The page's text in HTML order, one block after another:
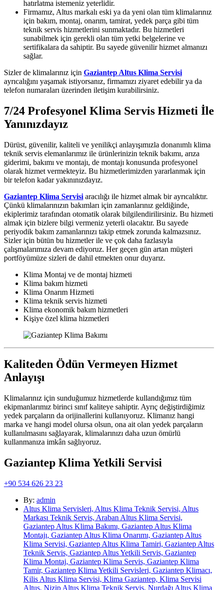
hatırlatma istemeniz yeterlidir.
Firmamız, Altus markalı eski ya da yeni olan tüm klimalarınız
için bakım, montaj, onarım, tamirat, yedek parça gibi tüm
teknik servis hizmetlerini sunmaktadır. Bu hizmetleri
sunabilmek için gerekli olan tüm yetki belgelerine ve
sertifikalara da sahiptir. Bu sayede güvenilir hizmet almanızı
sağlar.
Sizler de klimalarınız için Gaziantep Altus Klima Servisi
ayrıcalığını yaşamak istiyorsanız, firmamızı ziyaret edebilir ya da
telefon numaraları üzerinden iletişim kurabilirsiniz.
7/24 Profesyonel Klima Servis Hizmeti İle
Yanınızdayız
Dürüst, güvenilir, kaliteli ve yenilikçi anlayışımızla donanımlı klima
teknik servis elemanlarımız ile ürünlerinizin teknik bakımı, arıza
giderimi, bakımı ve montajı, de montajı konusunda profesyonel
olarak hizmet vermekteyiz. Bu hizmetlerimizden yararlanmak için
bir telefon kadar yakınınızdayız.
Gaziantep Klima Servisi aracılığı ile hizmet almak bir ayrıcalıktır.
Çünkü klimalarınızın bakımları için zamanlarınız geldiğinde,
ekiplerimiz tarafından otomatik olarak bilgilendirilirsiniz. Bu hizmeti
almak için bizlere bilgi vermeniz yeterli olacaktır. Bu sayede
periyodik bakım zamanlarınızı takip etmek zorunda kalmazsınız.
Sizler için bütün bu hizmetler ile ve çok daha fazlasıyla
çalışmalarımıza devam ediyoruz. Her geçen gün artan müşteri
portföyümüze sizleri de dahil etmekten onur duyarız.
Klima Montaj ve de montaj hizmeti
Klima bakım hizmeti
Klima Onarım Hizmeti
Klima teknik servis hizmeti
Klima ekonomik bakım hizmetleri
Kişiye özel klima hizmetleri
Kaliteden Ödün Vermeyen Hizmet
Anlayışı
Klimalarınız için sunduğumuz hizmetlerde kullandığımız tüm
ekipmanlarımız birinci sınıf kaliteye sahiptir. Ayrıç değiştirdiğimiz
yedek parçaların da orijinallerini kullanıyoruz. Klimanız hangi
marka ve hangi model olursa olsun, ona ait olan yedek parçaların
kullanılmasını sağlayarak, klimalarınızı daha uzun ömürlü
kullanmanıza imkân sağlıyoruz.
Gaziantep Klima Yetkili Servisi
+90 534 626 23 23
By: admin
Altus Klima Servisleri, Altus Klima Teknik Servisi, Altus
Markası Teknik Servis, Araban Altus Klima Servisi,
Gaziantep Altus Klima Bakımı, Gaziantep Altus Klima
Montajı, Gaziantep Altus Klima Onarımı, Gaziantep Altus
Klima Servisi, Gaziantep Altus Klima Tamiri, Gaziantep Altus
Teknik Servis, Gaziantep Altus Yetkili Servis, Gaziantep
Klima Montaj, Gaziantep Klima Servis, Gaziantep Klima
Tamir, Gaziantep Klima Yetkili Servisleri, Gaziantep Klimacı,
Kilis Altus Klima Servisi, Klima Gaziantep, Klima Servisi
Altus, Nizip Altus Klima Teknik Servis, Nurdağı Altus Klima